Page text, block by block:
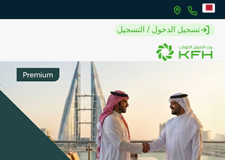
تسجيل الدخول / التسجيل